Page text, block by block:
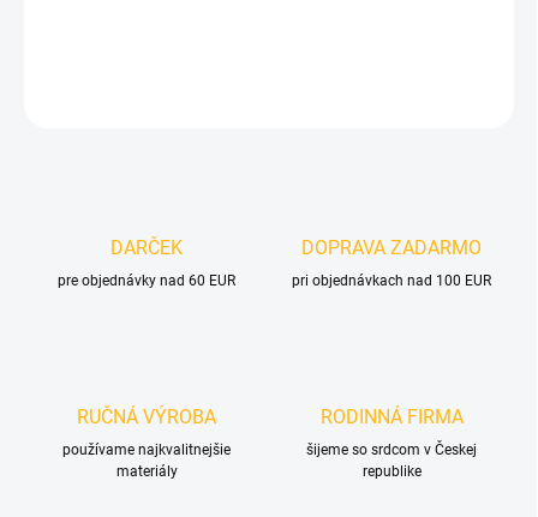
DARČEK
pre objednávky nad 60 EUR
DOPRAVA ZADARMO
pri objednávkach nad 100 EUR
RUČNÁ VÝROBA
používame najkvalitnejšie
materiály
RODINNÁ FIRMA
šijeme so srdcom v Českej
republike